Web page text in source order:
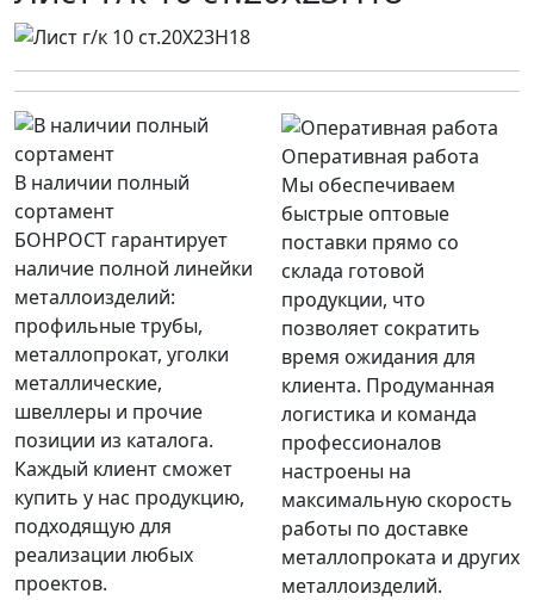
В наличии полный
сортамент
БОНРОСТ гарантирует
наличие полной линейки
металлоизделий:
профильные трубы,
металлопрокат, уголки
металлические,
швеллеры и прочие
позиции из каталога.
Каждый клиент сможет
купить у нас продукцию,
подходящую для
реализации любых
проектов.
Оперативная работа
Мы обеспечиваем
быстрые оптовые
поставки прямо со
склада готовой
продукции, что
позволяет сократить
время ожидания для
клиента. Продуманная
логистика и команда
профессионалов
настроены на
максимальную скорость
работы по доставке
металлопроката и других
металлоизделий.